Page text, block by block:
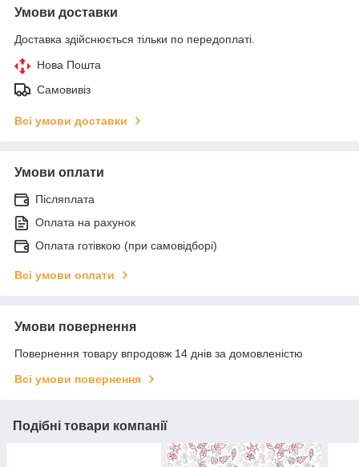
Умови доставки
Доставка здійснюється тільки по передоплаті.
Нова Пошта
Самовивіз
Всі умови доставки
Умови оплати
Післяплата
Оплата на рахунок
Оплата готівкою (при самовідборі)
Всі умови оплати
Умови повернення
Повернення товару впродовж 14 днів за домовленістю
Всі умови повернення
Подібні товари компанії